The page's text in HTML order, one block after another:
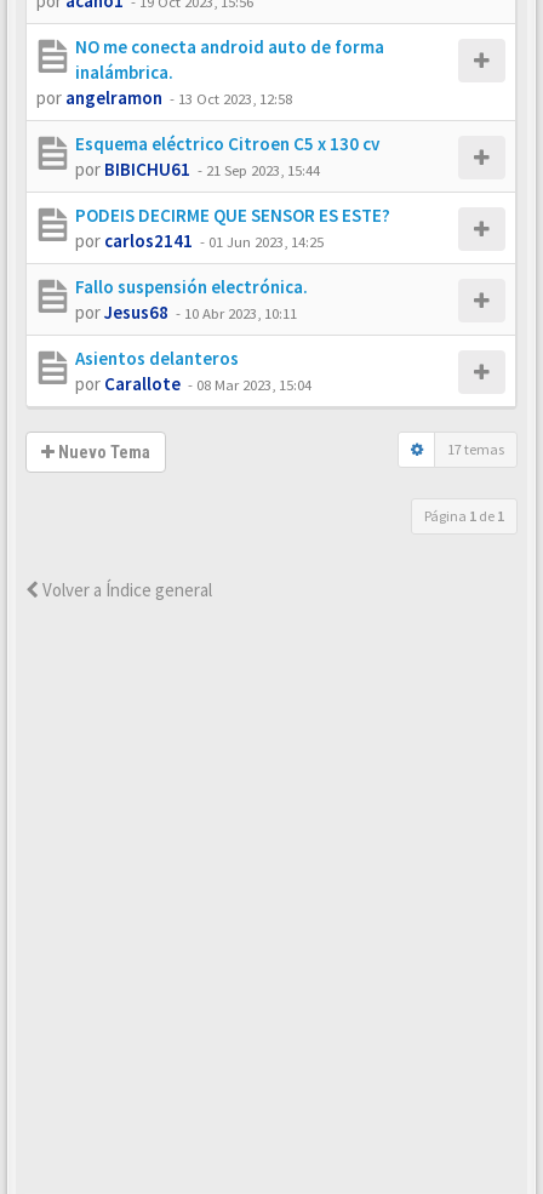
NO me conecta android auto de forma
inalámbrica.
por angelramon - 13 Oct 2023, 12:58
Esquema eléctrico Citroen C5 x 130 cv
por BIBICHU61 - 21 Sep 2023, 15:44
PODEIS DECIRME QUE SENSOR ES ESTE?
por carlos2141 - 01 Jun 2023, 14:25
Fallo suspensión electrónica.
porJesus68 - 10 Abr 2023, 10:11
Asientos delanteros
por Carallote - 08 Mar 2023, 15:04
Nuevo Tema 17 temas
Página 1 de 1
Volver a Índice general